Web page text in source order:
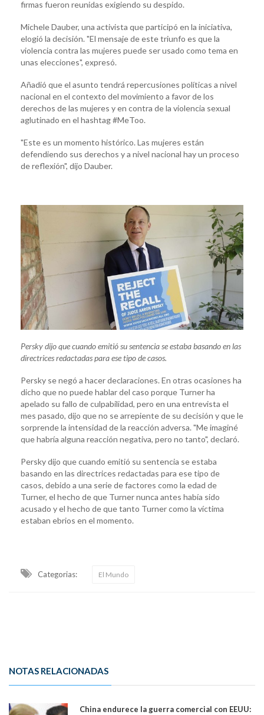
firmas fueron reunidas exigiendo su despido.
Michele Dauber, una activista que participó en la iniciativa,
elogió la decisión. "El mensaje de este triunfo es que la
violencia contra las mujeres puede ser usado como tema en
unas elecciones", expresó.
Añadió que el asunto tendrá repercusiones políticas a nivel
nacional en el contexto del movimiento a favor de los
derechos de las mujeres y en contra de la violencia sexual
aglutinado en el hashtag #MeToo.
"Este es un momento histórico. Las mujeres están
defendiendo sus derechos y a nivel nacional hay un proceso
de reflexión", dijo Dauber.
Persky dijo que cuando emitió su sentencia se estaba basando en las
directrices redactadas para ese tipo de casos.
Persky se negó a hacer declaraciones. En otras ocasiones ha
dicho que no puede hablar del caso porque Turner ha
apelado su fallo de culpabilidad, pero en una entrevista el
mes pasado, dijo que no se arrepiente de su decisión y que le
sorprende la intensidad de la reacción adversa. "Me imaginé
que habría alguna reacción negativa, pero no tanto", declaró.
Persky dijo que cuando emitió su sentencia se estaba
basando en las directrices redactadas para ese tipo de
casos, debido a una serie de factores como la edad de
Turner, el hecho de que Turner nunca antes había sido
acusado y el hecho de que tanto Turner como la víctima
estaban ebrios en el momento.
Categorias: El Mundo
NOTAS RELACIONADAS
China endurece la guerra comercial con EEUU: